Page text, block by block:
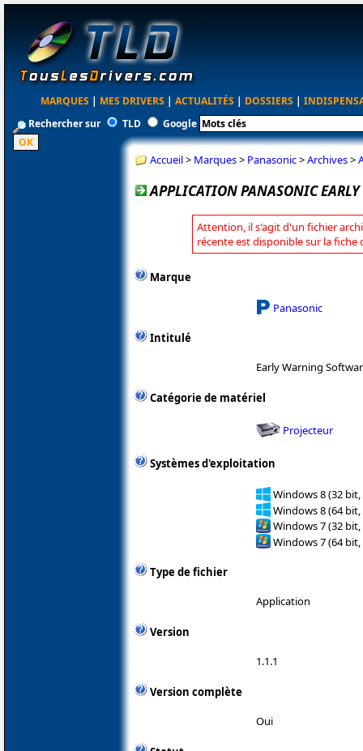
MARQUES | MES DRIVERS | ACTUALITÉS | DOSSIERS |
Rechercher sur
TLD Google
Accueil> Marques> Panasonic>Archives>
APPLICATION PANASONIC
Attention, il s'agit d'un fichier
récente est disponible sur la fiche
Marque
Panasonic
Intitulé
Early Warning
Catégorie de matériel
Projecteur
Systèmes d'exploitation
Windows 8 (32 bit,
Windows 8 (64 bit,
Windows 7 (32 bit,
Windows 7 (64 bit,
Type de fichier
Application
Version
1.1.1
Version complète
Oui